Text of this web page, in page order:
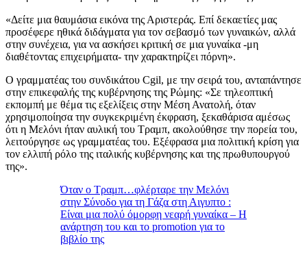
«Δείτε μια θαυμάσια εικόνα της Αριστεράς. Επί δεκαετίες μας
προσέφερε ηθικά διδάγματα για τον σεβασμό των γυναικών, αλλά
στην συνέχεια, για να ασκήσει κριτική σε μια γυναίκα -μη
διαθέτοντας επιχειρήματα- την χαρακτηρίζει πόρνη».
Ο γραμματέας του συνδικάτου Cgil, με την σειρά του, ανταπάντησε
στην επικεφαλής της κυβέρνησης της Ρώμης: «Σε τηλεοπτική
εκπομπή με θέμα τις εξελίξεις στην Μέση Ανατολή, όταν
χρησιμοποίησα την συγκεκριμένη έκφραση, ξεκαθάρισα αμέσως
ότι η Μελόνι ήταν αυλική του Τραμπ, ακολούθησε την πορεία του,
λειτούργησε ως γραμματέας του. Εξέφρασα μια πολιτική κρίση για
τον ελλιπή ρόλο της ιταλικής κυβέρνησης και της πρωθυπουργού
της».
Όταν ο Τραμπ…φλέρταρε την Μελόνι
στην Σύνοδο για τη Γάζα στη Αιγυπτο :
Είναι μια πολύ όμορφη νεαρή γυναίκα – Η
ανάρτηση του και το promotion για το
βιβλίο της